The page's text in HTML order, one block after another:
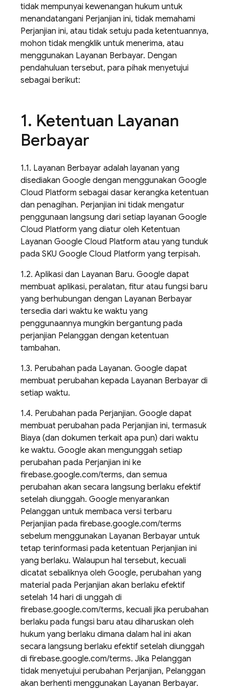
tidak mempunyai kewenangan hukum untuk
menandatangani Perjanjian ini, tidak memahami
Perjanjian ini, atau tidak setuju pada ketentuannya,
mohon tidak mengklik untuk menerima, atau
menggunakan Layanan Berbayar. Dengan
pendahuluan tersebut, para pihak menyetujui
sebagai berikut:
1. Ketentuan Layanan
Berbayar
1.1. Layanan Berbayar adalah layanan yang
disediakan Google dengan menggunakan Google
Cloud Platform sebagai dasar kerangka ketentuan
dan penagihan. Perjanjian ini tidak mengatur
penggunaan langsung dari setiap layanan Google
Cloud Platform yang diatur oleh Ketentuan
Layanan Google Cloud Platform atau yang tunduk
pada SKU Google Cloud Platform yang terpisah.
1.2. Aplikasi dan Layanan Baru. Google dapat
membuat aplikasi, peralatan, fitur atau fungsi baru
yang berhubungan dengan Layanan Berbayar
tersedia dari waktu ke waktu yang
penggunaannya mungkin bergantung pada
perjanjian Pelanggan dengan ketentuan
tambahan.
1.3. Perubahan pada Layanan. Google dapat
membuat perubahan kepada Layanan Berbayar di
setiap waktu.
1.4. Perubahan pada Perjanjian. Google dapat
membuat perubahan pada Perjanjian ini, termasuk
Biaya (dan dokumen terkait apa pun) dari waktu
ke waktu. Google akan mengunggah setiap
perubahan pada Perjanjian ini ke
firebase.google.com/terms, dan semua
perubahan akan secara langsung berlaku efektif
setelah diunggah. Google menyarankan
Pelanggan untuk membaca versi terbaru
Perjanjian pada firebase.google.com/terms
sebelum menggunakan Layanan Berbayar untuk
tetap terinformasi pada ketentuan Perjanjian ini
yang berlaku. Walaupun hal tersebut, kecuali
dicatat sebaliknya oleh Google, perubahan yang
material pada Perjanjian akan berlaku efektif
setelah 14 hari di unggah di
firebase.google.com/terms, kecuali jika perubahan
berlaku pada fungsi baru atau diharuskan oleh
hukum yang berlaku dimana dalam hal ini akan
secara langsung berlaku efektif setelah diunggah
di firebase.google.com/terms. Jika Pelanggan
tidak menyetujui perubahan Perjanjian, Pelanggan
akan berhenti menggunakan Layanan Berbayar.